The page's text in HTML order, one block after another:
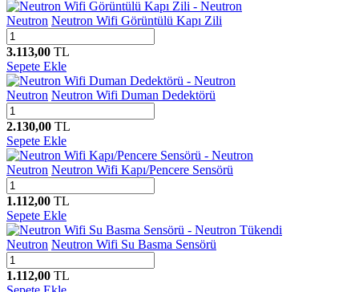
Neutron Neutron Wifi Görüntülü Kapı Zili
3.113,00 TL
Sepete Ekle
Neutron Neutron Wifi Duman Dedektörü
2.130,00 TL
Sepete Ekle
Neutron Neutron Wifi Kapı/Pencere Sensörü
1.112,00 TL
Sepete Ekle
Tükendi
Neutron Neutron Wifi Su Basma Sensörü
1.112,00 TL